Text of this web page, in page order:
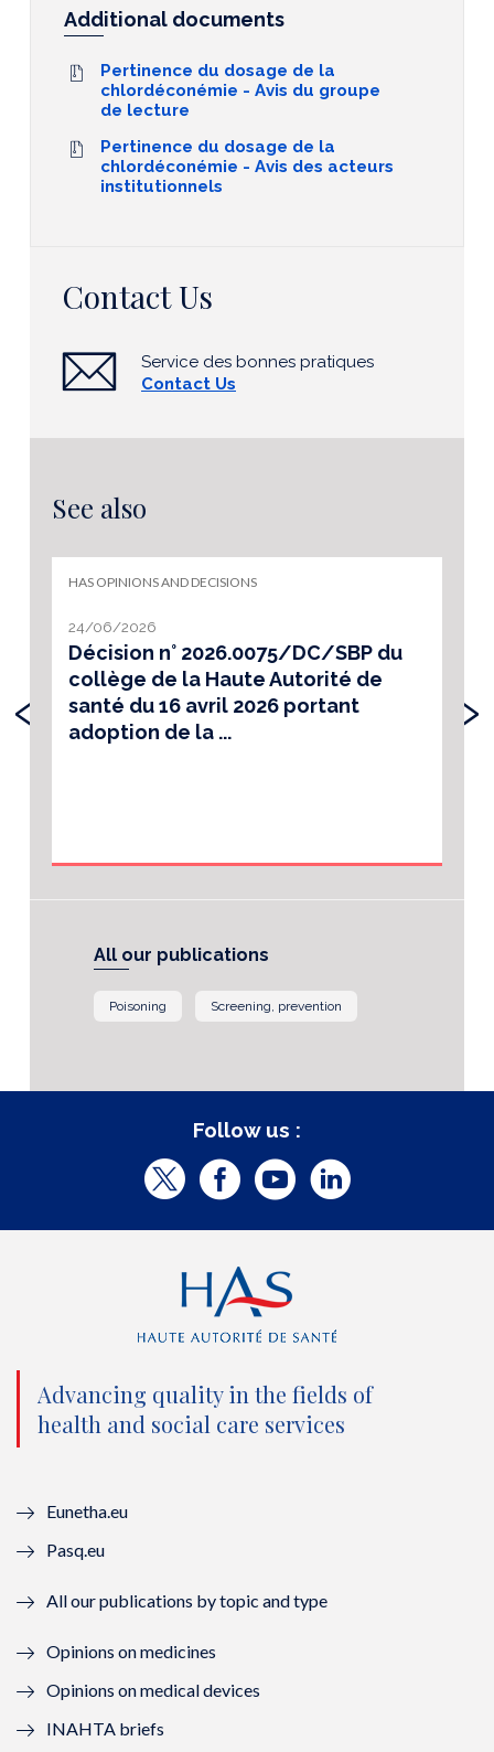
Additional documents
Pertinence du dosage de la
chlordéconémie - Avis du groupe
de lecture
Pertinence du dosage de la
chlordéconémie - Avis des acteurs
institutionnels
Contact Us
Service des bonnes pratiques
Contact Us
See also
HAS OPINIONS AND DECISIONS
24/06/2026
Décision n° 2026.0075/DC/SBP du
collège de la Haute Autorité de
santé du 16 avril 2026 portant
adoption de la ...
‹ ›
All our publications
Poisoning Screening, prevention
Follow us :
T
t
t
e
r
u
e
l
F
c
e
b
o
o
o
e
Y
u
b
e
u
L
d
Advancing quality in the fields of
health and social care services
Eunetha.eu
Pasq.eu
All our publications by topic and type
Opinions on medicines
Opinions on medical devices
INAHTA briefs